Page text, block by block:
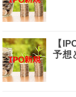
【
予想